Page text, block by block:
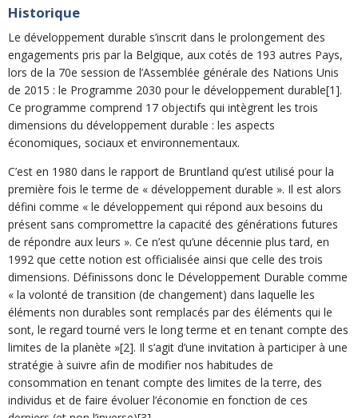
Historique
Le développement durable s’inscrit dans le prolongement des
engagements pris par la Belgique, aux cotés de 193 autres Pays,
lors de la 70e session de l’Assemblée générale des Nations Unis
de 2015 : le Programme 2030 pour le développement durable[1].
Ce programme comprend 17 objectifs qui intègrent les trois
dimensions du développement durable : les aspects
économiques, sociaux et environnementaux.
C’est en 1980 dans le rapport de Bruntland qu’est utilisé pour la
première fois le terme de « développement durable ». Il est alors
défini comme « le développement qui répond aux besoins du
présent sans compromettre la capacité des générations futures
de répondre aux leurs ». Ce n’est qu’une décennie plus tard, en
1992 que cette notion est officialisée ainsi que celle des trois
dimensions. Définissons donc le Développement Durable comme
« la volonté de transition (de changement) dans laquelle les
éléments non durables sont remplacés par des éléments qui le
sont, le regard tourné vers le long terme et en tenant compte des
limites de la planète »[2]. Il s’agit d’une invitation à participer à une
stratégie à suivre afin de modifier nos habitudes de
consommation en tenant compte des limites de la terre, des
individus et de faire évoluer l’économie en fonction de ces